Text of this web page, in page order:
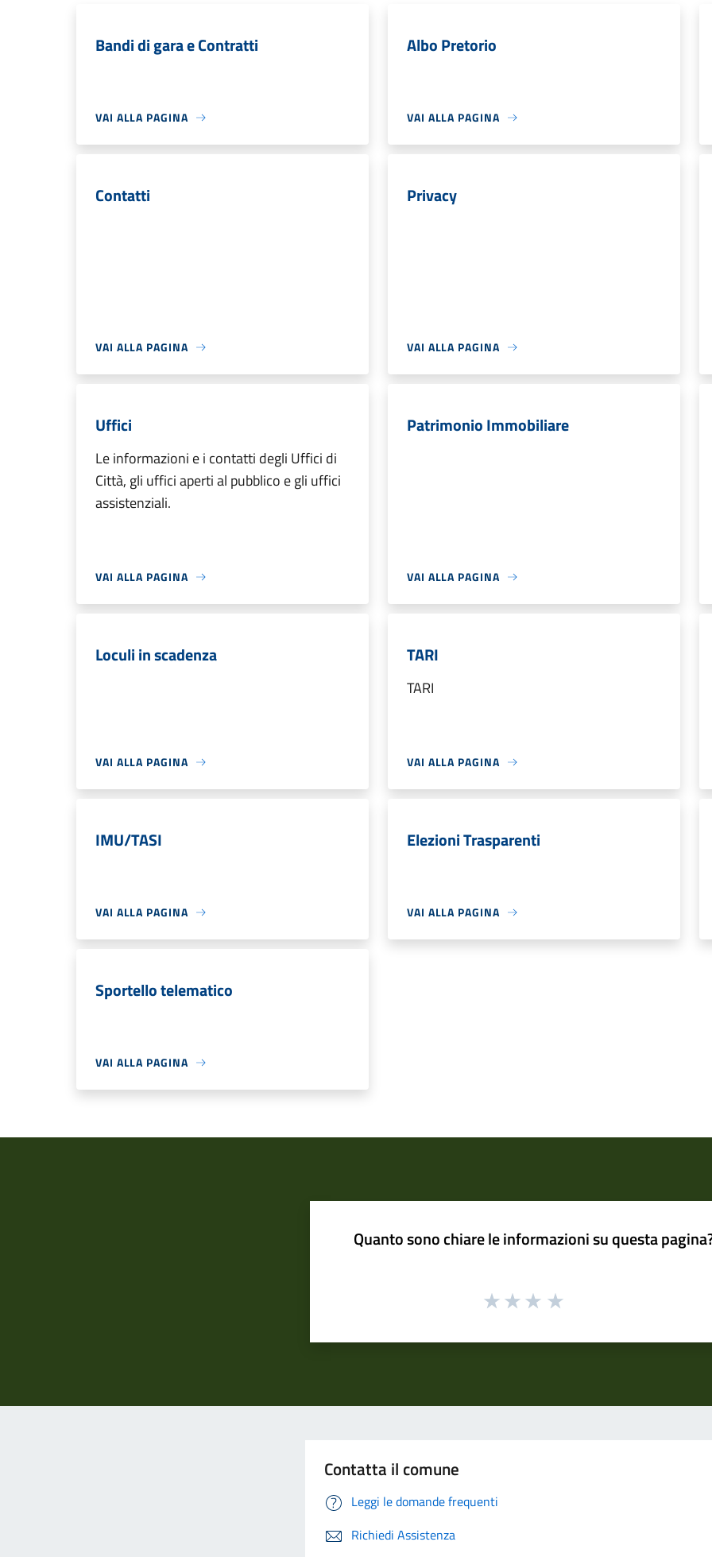
Bandi di gara e Contratti
VAI ALLA PAGINA
Albo Pretorio
VAI ALLA PAGINA
Contatti
VAI ALLA PAGINA
Privacy
VAI ALLA PAGINA
Uffici
Le informazioni e i contatti degli Uffici di
Città, gli uffici aperti al pubblico e gli uffici
assistenziali.
VAI ALLA PAGINA
Patrimonio Immobiliare
VAI ALLA PAGINA
Loculi in scadenza
VAI ALLA PAGINA
TARI
TARI
VAI ALLA PAGINA
IMU/TASI
VAI ALLA PAGINA
Elezioni Trasparenti
VAI ALLA PAGINA
Sportello telematico
VAI ALLA PAGINA
Quanto sono chiare le informazioni su questa
Contatta il comune
Leggi le domande frequenti
Richiedi Assistenza